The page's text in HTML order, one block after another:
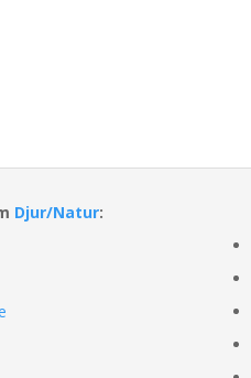
Djur/Natur: